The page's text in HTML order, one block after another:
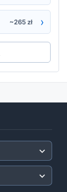
~265 zł ›